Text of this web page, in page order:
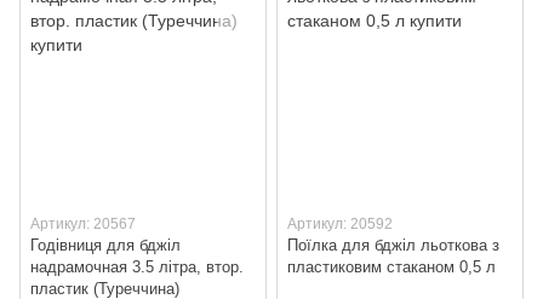
Артикул: 20567
Годівниця для бджіл
надрамочная 3.5 літра, втор.
пластик (Туреччина)
Артикул: 20592
Поїлка для бджіл льоткова з
пластиковим стаканом 0,5 л